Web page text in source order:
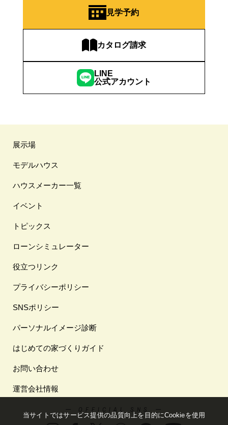
見学予約
カタログ請求
LINE
公式アカウント
展示場
モデルハウス
ハウスメーカー一覧
イベント
トピックス
ローンシミュレーター
役立つリンク
プライバシーポリシー
SNSポリシー
パーソナルイメージ診断
はじめての家づくりガイド
お問い合わせ
運営会社情報
ー OFFICIAL SNS ー
当サイトではサービス提供の品質向上を⽬的にCookieを使⽤